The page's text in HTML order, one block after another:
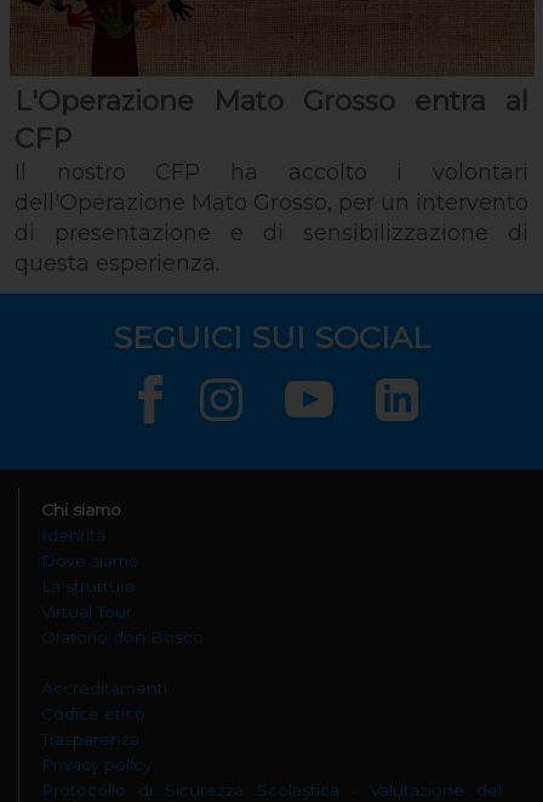
L'Operazione Mato Grosso entra al
CFP
Il nostro CFP ha accolto i volontari
dell'Operazione Mato Grosso, per un intervento
di presentazione e di sensibilizzazione di
questa esperienza.
SEGUICI SUI SOCIAL
Chi siamo
Identità
Dove siamo
La struttura
Virtual Tour
Oratorio don Bosco
Accreditamenti
Codice etico
Trasparenza
Privacy policy
Protocollo di Sicurezza Scolastica - Valutazione del